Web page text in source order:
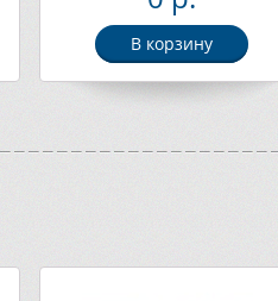
В корзину